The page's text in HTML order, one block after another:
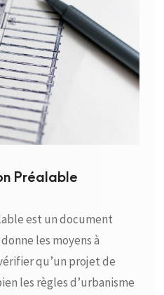
Préalable
est un document
les moyens à
qu’un projet de
les règles d’urbanisme